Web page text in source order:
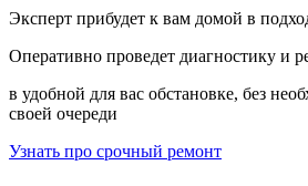
Эксперт прибудет к вам домой в
Оперативно проведет диагностику и
в удобной для вас обстановке, без
своей очереди
Узнать про срочный ремонт